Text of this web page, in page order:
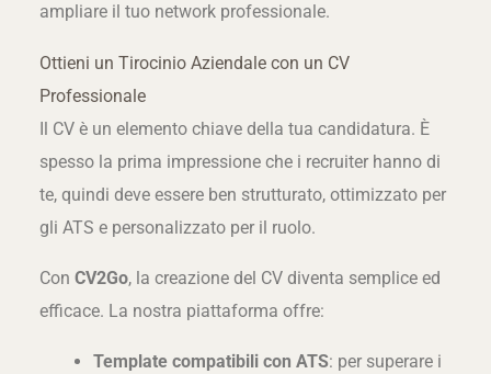
ampliare il tuo network professionale.
Ottieni un Tirocinio Aziendale con un CV
Professionale
Il CV è un elemento chiave della tua candidatura. È
spesso la prima impressione che i recruiter hanno di
te, quindi deve essere ben strutturato, ottimizzato per
gli ATS e personalizzato per il ruolo.
Con CV2Go, la creazione del CV diventa semplice ed
efficace. La nostra piattaforma offre:
Template compatibili con ATS: per superare i